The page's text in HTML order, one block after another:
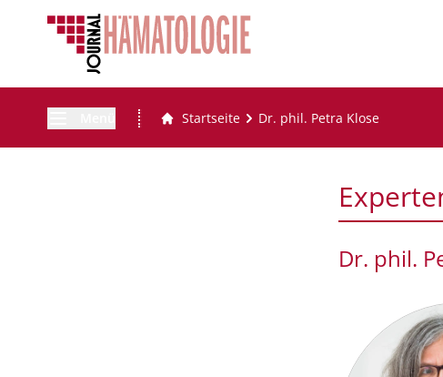
Startseite Dr. phil. Petra Klose
Dr. phil.